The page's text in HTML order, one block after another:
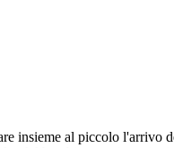
insieme al piccolo l'arrivo